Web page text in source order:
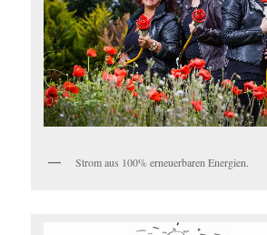
Strom aus 100% erneuerbaren Energien.